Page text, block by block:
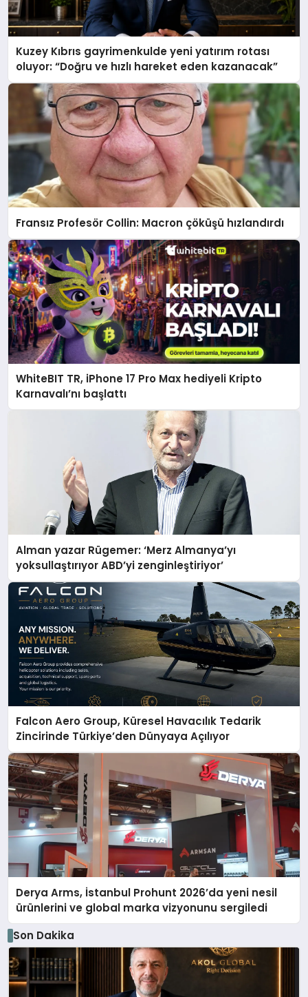
Kuzey Kıbrıs gayrimenkulde yeni yatırım rotası
oluyor: “Doğru ve hızlı hareket eden kazanacak”
Fransız Profesör Collin: Macron çöküşü hızlandırdı
WhiteBIT TR, iPhone 17 Pro Max hediyeli Kripto
Karnavalı’nı başlattı
Alman yazar Rügemer: ‘Merz Almanya’yı
yoksullaştırıyor ABD’yi zenginleştiriyor’
Falcon Aero Group, Küresel Havacılık Tedarik
Zincirinde Türkiye’den Dünyaya Açılıyor
Derya Arms, İstanbul Prohunt 2026’da yeni nesil
ürünlerini ve global marka vizyonunu sergiledi
Son Dakika